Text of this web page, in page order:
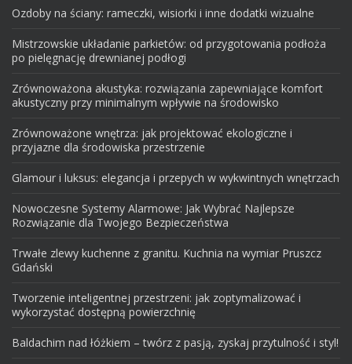
Ozdoby na ściany: rameczki, wisiorki i inne dodatki wizualne
Mistrzowskie układanie parkietów: od przygotowania podłoża
po pielęgnację drewnianej podłogi
Zrównoważona akustyka: rozwiązania zapewniające komfort
akustyczny przy minimalnym wpływie na środowisko
Zrównoważone wnętrza: jak projektować ekologiczne i
przyjazne dla środowiska przestrzenie
Glamour i luksus: elegancja i przepych w wykwintnych wnętrzach
Nowoczesne Systemy Alarmowe: Jak Wybrać Najlepsze
Rozwiązanie dla Twojego Bezpieczeństwa
Trwałe zlewy kuchenne z granitu. Kuchnia na wymiar Pruszcz
Gdański
Tworzenie inteligentnej przestrzeni: jak zoptymalizować i
wykorzystać dostępną powierzchnię
Baldachim nad łóżkiem – twórz z pasją, zyskaj przytulność i styl!